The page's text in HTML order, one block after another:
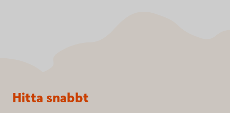
Sidfot
Hitta snabbt